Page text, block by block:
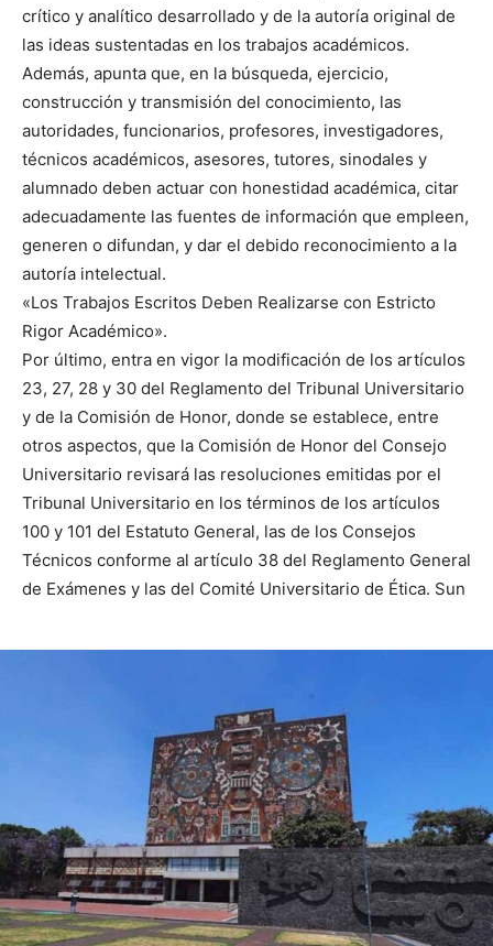
crítico y analítico desarrollado y de la autoría original de
las ideas sustentadas en los trabajos académicos.
Además, apunta que, en la búsqueda, ejercicio,
construcción y transmisión del conocimiento, las
autoridades, funcionarios, profesores, investigadores,
técnicos académicos, asesores, tutores, sinodales y
alumnado deben actuar con honestidad académica, citar
adecuadamente las fuentes de información que empleen,
generen o difundan, y dar el debido reconocimiento a la
autoría intelectual.
«Los Trabajos Escritos Deben Realizarse con Estricto
Rigor Académico».
Por último, entra en vigor la modificación de los artículos
23, 27, 28 y 30 del Reglamento del Tribunal Universitario
y de la Comisión de Honor, donde se establece, entre
otros aspectos, que la Comisión de Honor del Consejo
Universitario revisará las resoluciones emitidas por el
Tribunal Universitario en los términos de los artículos
100 y 101 del Estatuto General, las de los Consejos
Técnicos conforme al artículo 38 del Reglamento General
de Exámenes y las del Comité Universitario de Ética. Sun